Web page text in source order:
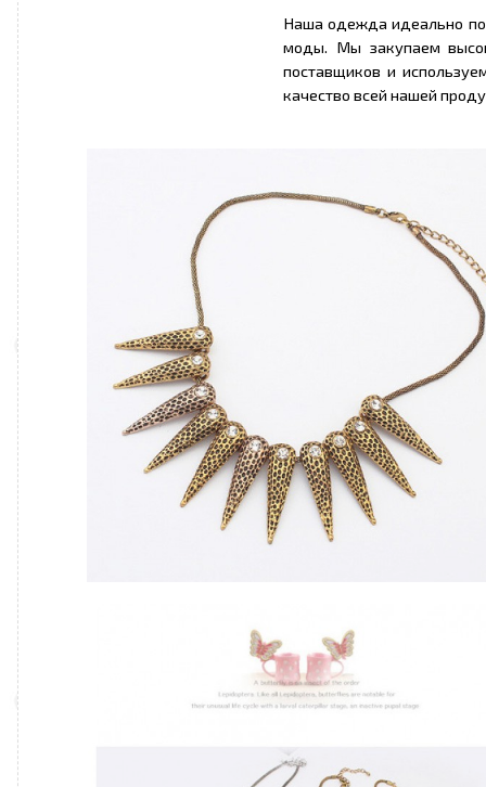
Наша одежда идеально
моды. Мы закупаем
поставщиков и
качество всей нашей